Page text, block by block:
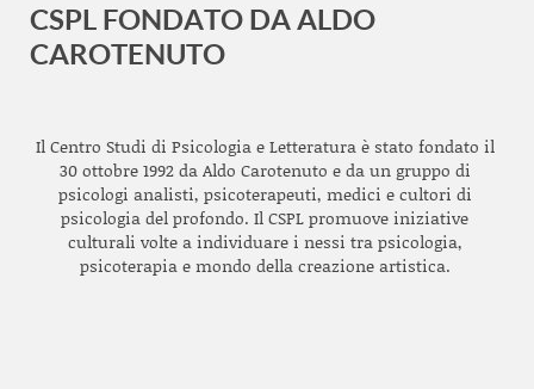
CSPL FONDATO DA ALDO
CAROTENUTO
Il Centro Studi di Psicologia e Letteratura è stato fondato il
30 ottobre 1992 da Aldo Carotenuto e da un gruppo di
psicologi analisti, psicoterapeuti, medici e cultori di
psicologia del profondo. Il CSPL promuove iniziative
culturali volte a individuare i nessi tra psicologia,
psicoterapia e mondo della creazione artistica.